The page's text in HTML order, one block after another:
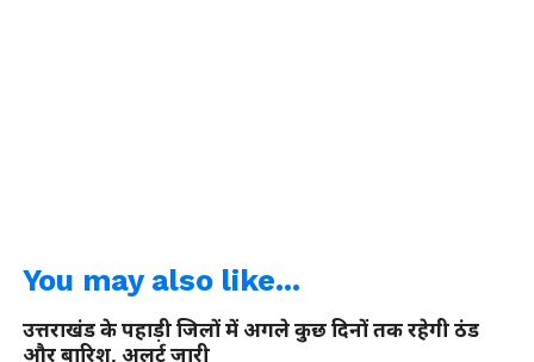
You may also like...
उत्तराखंड के पहाड़ी जिलों में अगले कुछ दिनों तक रहेगी ठंड
और बारिश, अलर्ट जारी